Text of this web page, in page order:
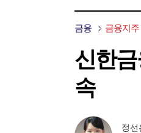
금융 금융지주
신한
속
정선